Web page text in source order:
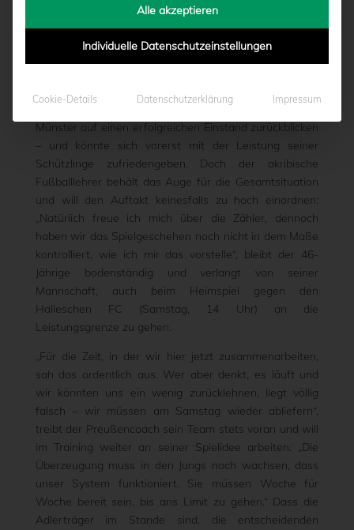
vonMoritz Schwegmann|12.02.2016 - 15:53
Spielen kann Horst Steffen mit dem SC Preußen 06 e.V.
Münster auf einen erfolgreichen Einstand zurückblicken
– und könnte sich vorerst mit der Leistung seiner
Schützlinge zufriedengeben. Doch der akribische
Fußballlehrer behält das Auge für die Gesamtsituation
und will den Auftakt keinesfalls zu hoch einordnen:
„Natürlich freue ich mich über die Zähler, dennoch
haben wir das Spielgeschehen noch nicht in dem Maße
kontrolliert, wie ich mir das vorstelle“, bleibt der 46-
Jährige bodenständig und verlangt von seiner
Mannschaft, auch beim Heimspiel gegen den
Halleschen FC (Samstag, 14 Uhr) an die
Leistungsgrenze zu gehen.
„Für die Zeit, in der wir hier jetzt zusammenarbeiten,
sah das ordentlich aus. Wer aber denkt, es läuft und
wir könnten uns ein wenig zurücklehnen, liegt völlig
falsch – wir müssen am Samstag wieder abliefern“,
treibt der Preußencoach sein Team stets voran und will
im Training weiter an seiner Spielidee arbeiten: „Die
Überzeugung muss in den Jungs noch wachsen, dass
unser System funktioniert. Sie müssen Woche für
Woche bereit sein, bis ans Limit zu gehen.“ Dass die
Adlerträger im Stande sind, die entscheidenden
Alle akzeptieren
Individuelle Datenschutzeinstellungen
Cookie-Details Datenschutzerklärung Impressum